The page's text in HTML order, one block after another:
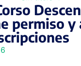
permiso y